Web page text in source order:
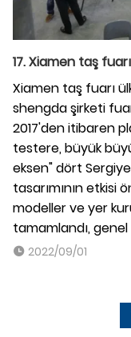
17. Xiamen taş
Xiamen taş fuarı
shengda şirketi
2017'den itibaren
testere, büyük
eksen" dört
tasarımının etkisi
modeller ve yer
tamamlandı, genel
2022/09/01